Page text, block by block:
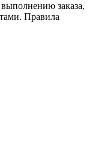
заказа,
. Правила